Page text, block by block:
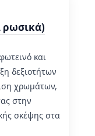
ρωσικά)
και
δεξιοτήτων
χρωμάτων,
στην
σκέψης στα